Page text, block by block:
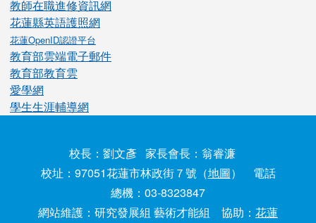
教師在職進修資訊網
花蓮縣英語護照網
花蓮OpenID認證平台
教育部雲端電子郵件
教育部教育雲
愛學網
學生生涯輔導網
校長：劉文彥 家長會長：翁睿濂
校址：97051花蓮市林政街７號（地圖） 電話
總機：03-8323847
網站維護：研究發展組 藝術才能組 協助： 花蓮